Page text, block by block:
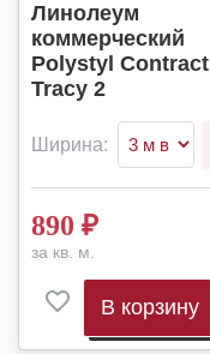
Линолеум
коммерческий
Polystyl Contract
Tracy 2
Ширина:
890 ₽
за кв. м.
В корзину